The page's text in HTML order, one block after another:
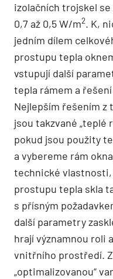
izolačních trojskel
0,7 až 0,5 W/m2. K,
jedním dílem
prostupu tepla
vstupují další
tepla rámem a
Nejlepším řešením
jsou takzvané „teplé
pokud jsou použity
a vybereme rám
technické
prostupu tepla skla
s přísným
další parametry
hrají významnou roli
vnitřního prostředí.
„optimalizovanou“